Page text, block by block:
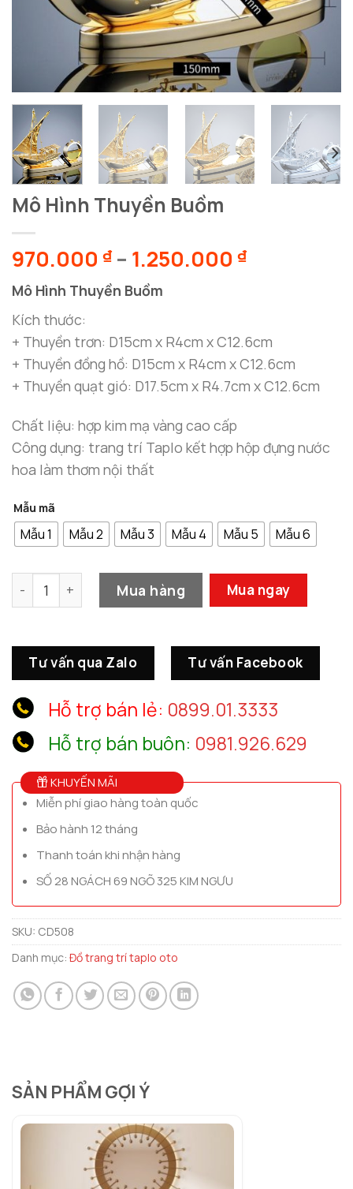
Mô Hình Thuyền Buồm
970.000 ₫ – 1.250.000 ₫Khoảng
đến
1.250.000
Mô Hình Thuyền Buồm
Kích thước:
+ Thuyền trơn: D15cm x R4cm x C12.6cm
+ Thuyền đồng hồ: D15cm x R4cm x C12.6cm
+ Thuyền quạt gió: D17.5cm x R4.7cm x C12.6cm
Chất liệu: hợp kim mạ vàng cao cấp
Công dụng: trang trí Taplo kết hợp hộp đựng nước
hoa làm thơm nội thất
Mẫu mã
Mẫu 1 Mẫu 2 Mẫu 3 Mẫu 4 Mẫu 5 Mẫu 6
Mô Hình Thuyền Buồm số lượng
Mua hàng Mua ngay
Tư vấn qua Zalo Tư vấn Facebook
Hỗ trợ bán lẻ: 0899.01.3333
Hỗ trợ bán buôn: 0981.926.629
KHUYẾN MÃI
Miễn phí giao hàng toàn quốc
Bảo hành 12 tháng
Thanh toán khi nhận hàng
SỐ 28 NGÁCH 69 NGÕ 325 KIM NGƯU
SKU: CD508
Danh mục: Đồ trang trí taplo oto
SẢN PHẨM GỢI Ý